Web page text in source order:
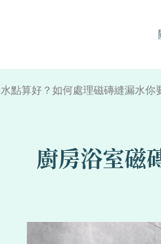
點算好？如何處理磁磚縫漏水你
廚房浴室磁